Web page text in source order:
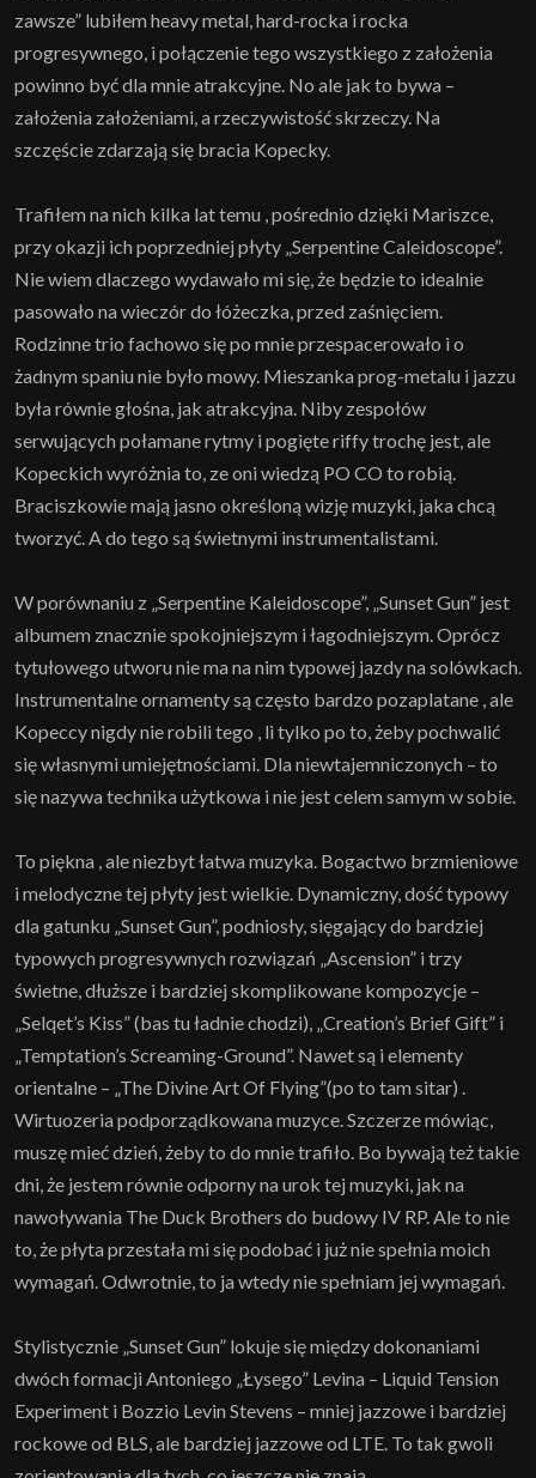
zawsze” lubiłem heavy metal, hard-rocka i rocka
progresywnego, i połączenie tego wszystkiego z założenia
powinno być dla mnie atrakcyjne. No ale jak to bywa –
założenia założeniami, a rzeczywistość skrzeczy. Na
szczęście zdarzają się bracia Kopecky.
Trafiłem na nich kilka lat temu , pośrednio dzięki Mariszce,
przy okazji ich poprzedniej płyty „Serpentine Caleidoscope”.
Nie wiem dlaczego wydawało mi się, że będzie to idealnie
pasowało na wieczór do łóżeczka, przed zaśnięciem.
Rodzinne trio fachowo się po mnie przespacerowało i o
żadnym spaniu nie było mowy. Mieszanka prog-metalu i jazzu
była równie głośna, jak atrakcyjna. Niby zespołów
serwujących połamane rytmy i pogięte riffy trochę jest, ale
Kopeckich wyróżnia to, ze oni wiedzą PO CO to robią.
Braciszkowie mają jasno określoną wizję muzyki, jaka chcą
tworzyć. A do tego są świetnymi instrumentalistami.
W porównaniu z „Serpentine Kaleidoscope”, „Sunset Gun” jest
albumem znacznie spokojniejszym i łagodniejszym. Oprócz
tytułowego utworu nie ma na nim typowej jazdy na solówkach.
Instrumentalne ornamenty są często bardzo pozaplatane , ale
Kopeccy nigdy nie robili tego , li tylko po to, żeby pochwalić
się własnymi umiejętnościami. Dla niewtajemniczonych – to
się nazywa technika użytkowa i nie jest celem samym w sobie.
To piękna , ale niezbyt łatwa muzyka. Bogactwo brzmieniowe
i melodyczne tej płyty jest wielkie. Dynamiczny, dość typowy
dla gatunku „Sunset Gun”, podniosły, sięgający do bardziej
typowych progresywnych rozwiązań „Ascension” i trzy
świetne, dłuższe i bardziej skomplikowane kompozycje –
„Selqet’s Kiss” (bas tu ładnie chodzi), „Creation’s Brief Gift” i
„Temptation’s Screaming-Ground”. Nawet są i elementy
orientalne – „The Divine Art Of Flying”(po to tam sitar) .
Wirtuozeria podporządkowana muzyce. Szczerze mówiąc,
muszę mieć dzień, żeby to do mnie trafiło. Bo bywają też takie
dni, że jestem równie odporny na urok tej muzyki, jak na
nawoływania The Duck Brothers do budowy IV RP. Ale to nie
to, że płyta przestała mi się podobać i już nie spełnia moich
wymagań. Odwrotnie, to ja wtedy nie spełniam jej wymagań.
Stylistycznie „Sunset Gun” lokuje się między dokonaniami
dwóch formacji Antoniego „Łysego” Levina – Liquid Tension
Experiment i Bozzio Levin Stevens – mniej jazzowe i bardziej
rockowe od BLS, ale bardziej jazzowe od LTE. To tak gwoli